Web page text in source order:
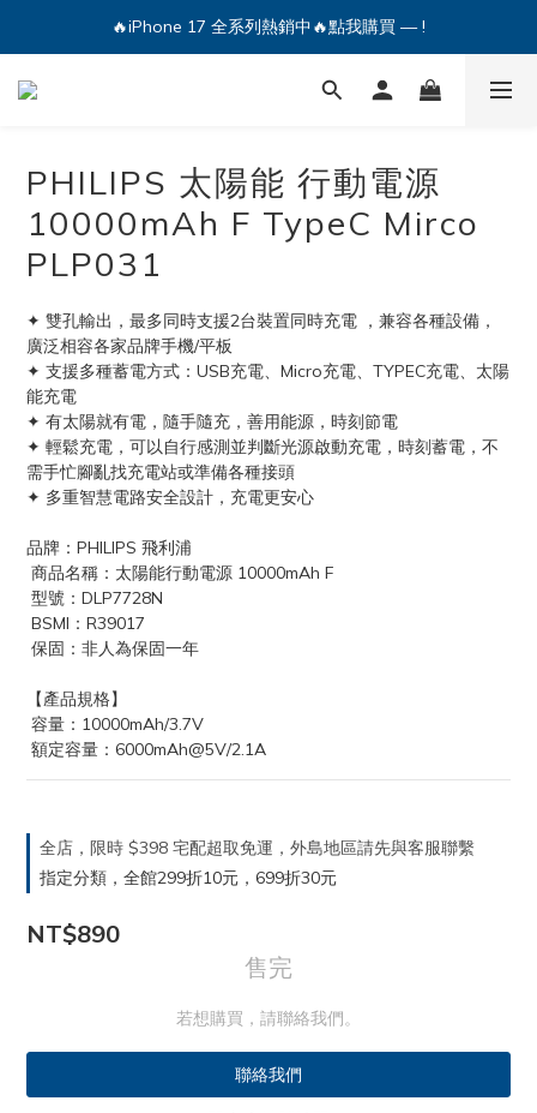
🔥iPhone 17 全系列熱銷中🔥點我購買 — !
💕加入Q哥 Line 新好友領優惠券！🎫
🔥iPhone 17 全系列熱銷中🔥點我購買 — !
PHILIPS 太陽能 行動電源
10000mAh F TypeC Mirco
PLP031
✦ 雙孔輸出，最多同時支援2台裝置同時充電 ，兼容各種設備，
廣泛相容各家品牌手機/平板
✦ 支援多種蓄電方式：USB充電、Micro充電、TYPEC充電、太陽
能充電
✦ 有太陽就有電，隨手隨充，善用能源，時刻節電
✦ 輕鬆充電，可以自行感測並判斷光源啟動充電，時刻蓄電，不
需手忙腳亂找充電站或準備各種接頭
✦ 多重智慧電路安全設計，充電更安心
品牌：PHILIPS 飛利浦
商品名稱：太陽能行動電源 10000mAh F
型號：DLP7728N
BSMI：R39017
保固：非人為保固一年
【產品規格】
容量：10000mAh/3.7V
額定容量：6000mAh@5V/2.1A
全店，限時 $398 宅配超取免運，外島地區請先與客服聯繫
指定分類，全館299折10元，699折30元
NT$890
售完
若想購買，請聯絡我們。
聯絡我們